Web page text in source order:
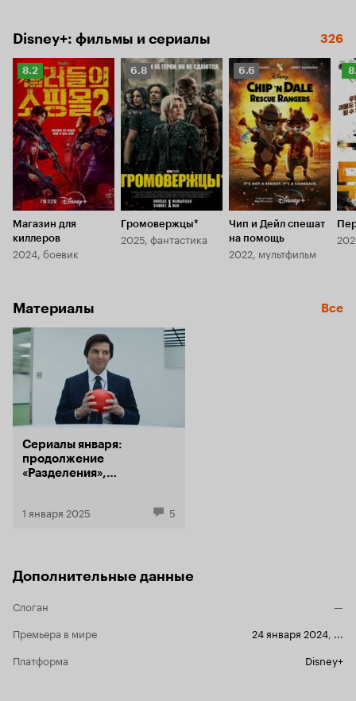
Disney+: фильмы и сериалы 326
Рейтинг
Кинопоиска
8.2
8.2
Магазин для
киллеров
2024, боевик
Рейтинг
Кинопоиска
6.8
6.8
Громовержцы*
2025, фантастика
Рейтинг
Кинопоиска
6.6
6.6
Чип и Дейл спешат
на помощь
2022, мультфильм
Материалы Все
Сериалы января:
продолжение
«Разделения»,
Ватсона
1 января 2025 5
Дополнительные данные
Слоган
—
Премьера в мире
24 января 2024
Платформа
Disney+